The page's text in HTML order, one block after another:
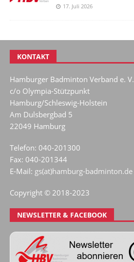
17. Juli 2026
KONTAKT
Hamburger Badminton Verband e. V.
c/o Olympia-Stützpunkt
Hamburg/Schleswig-Holstein
Am Dulsbergbad 5
22049 Hamburg
Telefon: 040-201300
Fax: 040-201344
E-Mail: gs(at)hamburg-badminton.de
Copyright © 2018-2023
NEWSLETTER & FACEBOOK